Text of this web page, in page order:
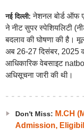
नई दिल्ली:नेशनल बोर्ड ऑफ
ने नीट सुपर स्पेशियलिटी
बदलाव की घोषणा की है।
अब 26-27 दिसंबर, 2025
आधिकारिक वेबसाइट
अधिसूचना जारी की थी।
Don't Miss: M.CH
Admission,